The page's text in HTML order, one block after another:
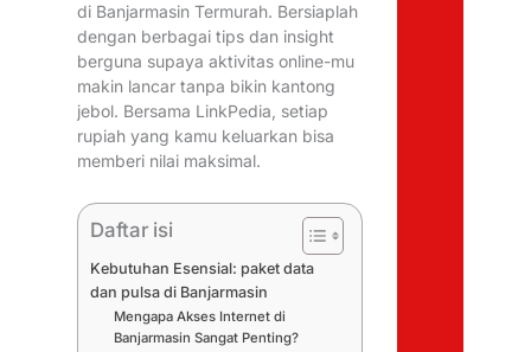
di Banjarmasin Termurah. Bersiaplah
dengan berbagai tips dan insight
berguna supaya aktivitas online-mu
makin lancar tanpa bikin kantong
jebol. Bersama LinkPedia, setiap
rupiah yang kamu keluarkan bisa
memberi nilai maksimal.
Daftar isi
Kebutuhan Esensial: paket data
dan pulsa di Banjarmasin
Mengapa Akses Internet di
Banjarmasin Sangat Penting?